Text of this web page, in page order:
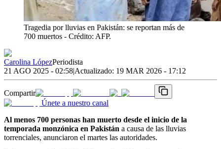
Tragedia por lluvias en Pakistán: se reportan más de
700 muertos - Crédito: AFP.
Carolina LópezPeriodista
21 AGO 2025 - 02:58|Actualizado: 19 MAR 2026 - 17:12
Compartir
Únete a nuestro canal
Al menos 700 personas han muerto desde el inicio de la
temporada monzónica en Pakistán a causa de las lluvias
torrenciales, anunciaron el martes las autoridades.